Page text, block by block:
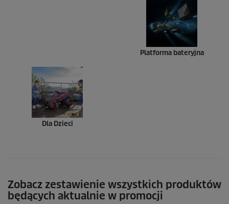
Platforma bateryjna
Dla Dzieci
Zobacz zestawienie wszystkich produktów
będących aktualnie w promocji